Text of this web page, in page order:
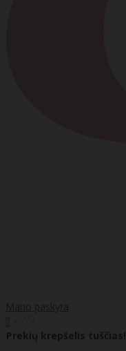
Mano paskyra
Prekių krepšelis tuščias!